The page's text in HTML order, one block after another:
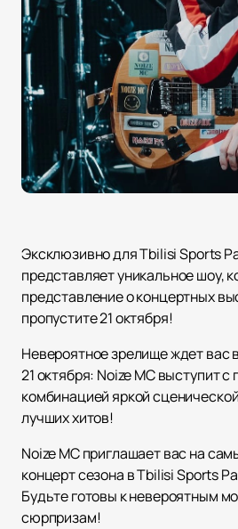
Эксклюзивно для Tbilisi Sports
представляет уникальное шоу,
представление о концертных
пропустите 21 октября!
Невероятное зрелище ждет вас
21 октября: Noize MC выступит
комбинацией яркой
лучших хитов!
Noize MC приглашает вас на
концерт сезона в Tbilisi Sports
Будьте готовы к невероятным
сюрпризам!